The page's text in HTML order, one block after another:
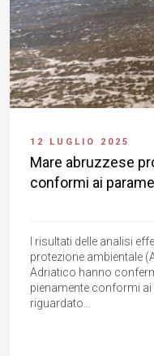
12 LUGLIO 2025
Mare abruzzese
conformi ai
I risultati delle analisi
protezione ambientale
Adriatico hanno
pienamente conformi ai
riguardato...